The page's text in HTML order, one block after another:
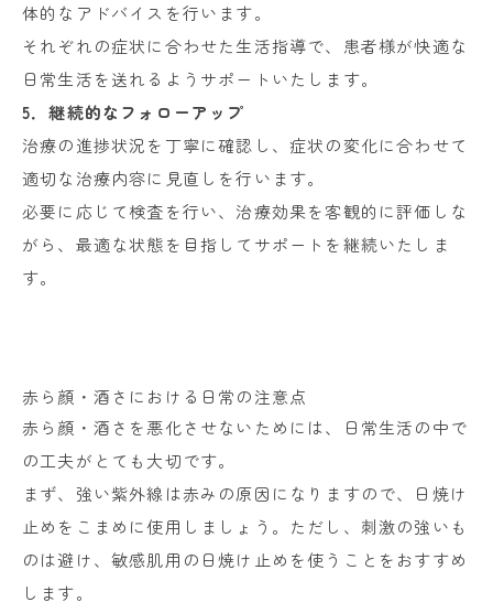
体的なアドバイスを行います。
それぞれの症状に合わせた生活指導で、患者様が快適な
日常生活を送れるようサポートいたします。
5．継続的なフォローアップ
治療の進捗状況を丁寧に確認し、症状の変化に合わせて
適切な治療内容に見直しを行います。
必要に応じて検査を行い、治療効果を客観的に評価しな
がら、最適な状態を目指してサポートを継続いたしま
す。
赤ら顔・酒さにおける日常の注意点
赤ら顔・酒さを悪化させないためには、日常生活の中で
の工夫がとても大切です。
まず、強い紫外線は赤みの原因になりますので、日焼け
止めをこまめに使用しましょう。ただし、刺激の強いも
のは避け、敏感肌用の日焼け止めを使うことをおすすめ
します。